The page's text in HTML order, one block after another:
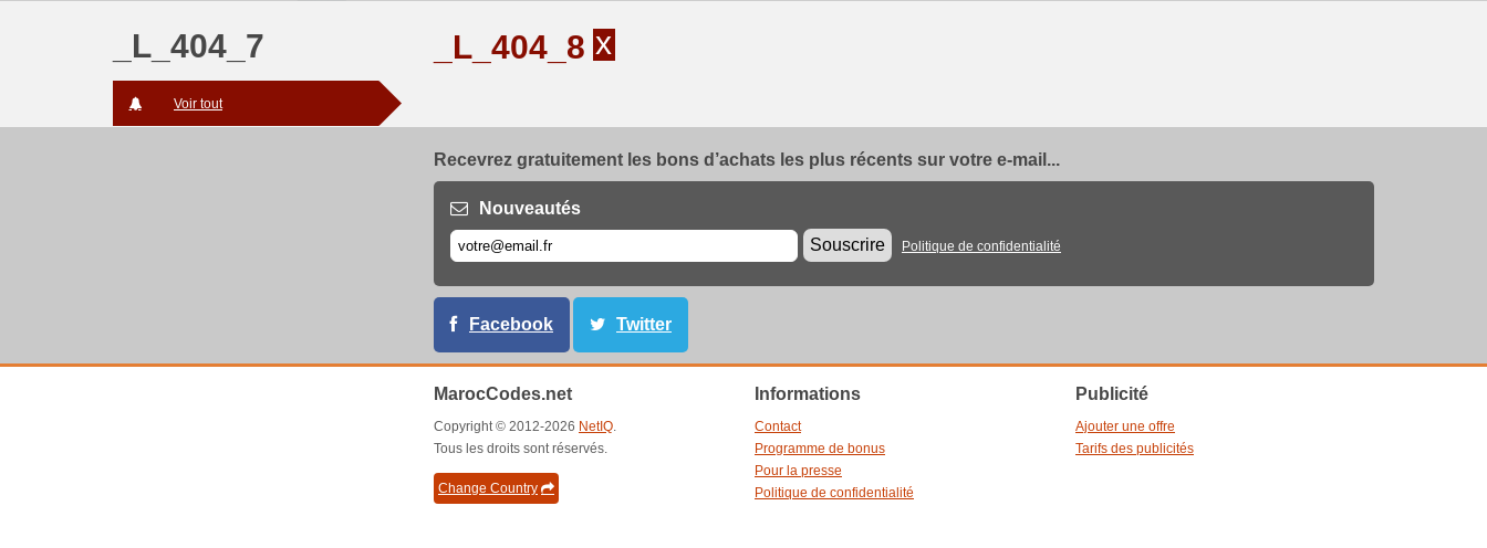
_L_404_7
Voir tout
_L_404_8 x
Recevrez gratuitement les bons d’achats les plus récents sur votre e-mail...
Nouveautés
Souscrire
Politique de confidentialité
Facebook Twitter
MarocCodes.net
Copyright © 2012-2026 NetIQ.
Tous les droits sont réservés.
Change Country
Informations
Contact
Programme de bonus
Pour la presse
Politique de confidentialité
Publicité
Ajouter une offre
Tarifs des publicités